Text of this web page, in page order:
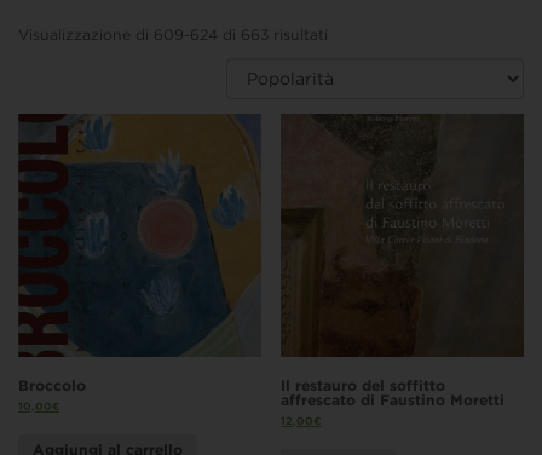
Visualizzazione di 609-624 di 663 risultati
Broccolo
10,00€
Aggiungi al carrello
Il restauro del soffitto
affrescato di Faustino Moretti
12,00€